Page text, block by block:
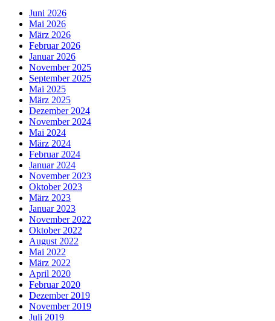
Juni 2026
Mai 2026
März 2026
Februar 2026
Januar 2026
November 2025
September 2025
Mai 2025
März 2025
Dezember 2024
November 2024
Mai 2024
März 2024
Februar 2024
Januar 2024
November 2023
Oktober 2023
März 2023
Januar 2023
November 2022
Oktober 2022
August 2022
Mai 2022
März 2022
April 2020
Februar 2020
Dezember 2019
November 2019
Juli 2019